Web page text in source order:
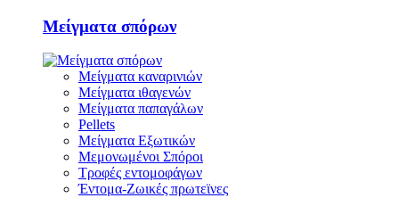
Μείγματα σπόρων
Μείγματα καναρινιών
Μείγματα ιθαγενών
Μείγματα παπαγάλων
Pellets
Μείγματα Εξωτικών
Μεμονωμένοι Σπόροι
Τροφές εντομοφάγων
Έντομα-Ζωικές πρωτεϊνες